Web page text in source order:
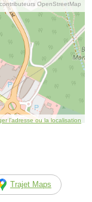
OpenStreetMap
l’adresse ou la localisation
Trajet Maps